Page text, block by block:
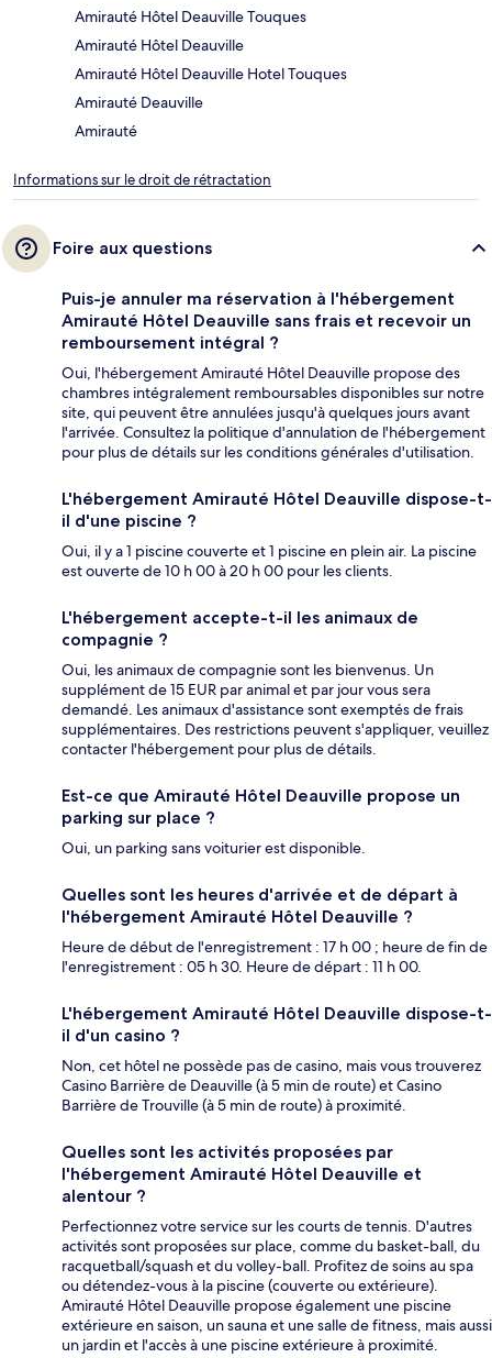
Amirauté Hôtel Deauville Touques
Amirauté Hôtel Deauville
Amirauté Hôtel Deauville Hotel Touques
Amirauté Deauville
Amirauté
Informations sur le droit de rétractation
Foire aux questions
Puis-je annuler ma réservation à l'hébergement
Amirauté Hôtel Deauville sans frais et recevoir un
remboursement intégral ?
Oui, l'hébergement Amirauté Hôtel Deauville propose des
chambres intégralement remboursables disponibles sur notre
site, qui peuvent être annulées jusqu'à quelques jours avant
l'arrivée. Consultez la politique d'annulation de l'hébergement
pour plus de détails sur les conditions générales d'utilisation.
L'hébergement Amirauté Hôtel Deauville dispose-t-
il d'une piscine ?
Oui, il y a 1 piscine couverte et 1 piscine en plein air. La piscine
est ouverte de 10 h 00 à 20 h 00 pour les clients.
L'hébergement accepte-t-il les animaux de
compagnie ?
Oui, les animaux de compagnie sont les bienvenus. Un
supplément de 15 EUR par animal et par jour vous sera
demandé. Les animaux d'assistance sont exemptés de frais
supplémentaires. Des restrictions peuvent s'appliquer, veuillez
contacter l'hébergement pour plus de détails.
Est-ce que Amirauté Hôtel Deauville propose un
parking sur place ?
Oui, un parking sans voiturier est disponible.
Quelles sont les heures d'arrivée et de départ à
l'hébergement Amirauté Hôtel Deauville ?
Heure de début de l'enregistrement : 17 h 00 ; heure de fin de
l'enregistrement : 05 h 30. Heure de départ : 11 h 00.
L'hébergement Amirauté Hôtel Deauville dispose-t-
il d'un casino ?
Non, cet hôtel ne possède pas de casino, mais vous trouverez
Casino Barrière de Deauville (à 5 min de route) et Casino
Barrière de Trouville (à 5 min de route) à proximité.
Quelles sont les activités proposées par
l'hébergement Amirauté Hôtel Deauville et
alentour ?
Perfectionnez votre service sur les courts de tennis. D'autres
activités sont proposées sur place, comme du basket-ball, du
racquetball/squash et du volley-ball. Profitez de soins au spa
ou détendez-vous à la piscine (couverte ou extérieure).
Amirauté Hôtel Deauville propose également une piscine
extérieure en saison, un sauna et une salle de fitness, mais aussi
un jardin et l'accès à une piscine extérieure à proximité.